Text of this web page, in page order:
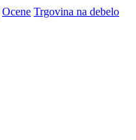
Ocene Trgovina na debelo